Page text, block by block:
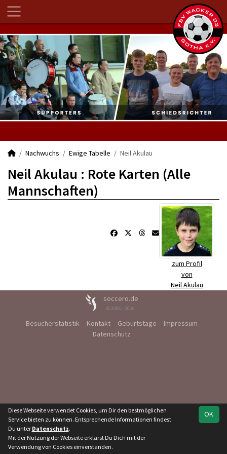
Nachwuchs Ewige Tabelle Neil Akulau
Neil Akulau : Rote Karten (Alle
Mannschaften)
zum Profil
von
Neil Akulau
soccero.de
© 2006 - 2026
Besucherstatistik Kontakt Geburtstage
Impressum
Datenschutz
OK
Diese Webseite verwendet Cookies, um Dir den bestmöglichen
Service bieten zu können. Entsprechende Informationen findest
Du unter Datenschutz.
Mit der Nutzung der Webseite erklärst Du Dich mit der
Verwendung von Cookies einverstanden.